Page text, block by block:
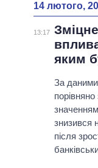
14 лютого,
13:17
яким
За
знизився
після